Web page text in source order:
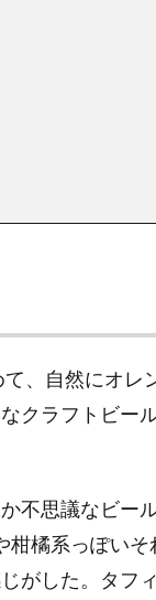
、自然にオレ
クラフトビー
不思議なビー
橘系っぽい
がした。タフ